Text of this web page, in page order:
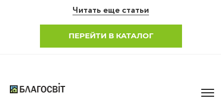
Читать еще статьи
ПЕРЕЙТИ В КАТАЛОГ